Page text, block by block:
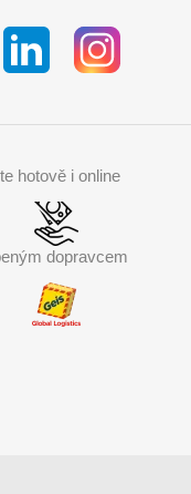
hotově i online
dopravcem